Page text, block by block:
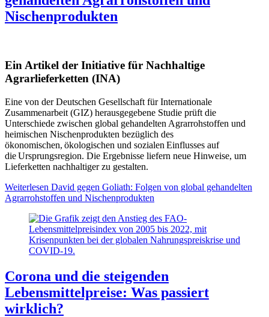
Nischenprodukten
Ein Artikel der Initiative für Nachhaltige
Agrarlieferketten (INA)
Eine von der Deutschen Gesellschaft für Internationale
Zusammenarbeit (GIZ) herausgegebene Studie prüft die
Unterschiede zwischen global gehandelten Agrarrohstoffen und
heimischen Nischenprodukten bezüglich des
ökonomischen, ökologischen und sozialen Einflusses auf
die Ursprungsregion. Die Ergebnisse liefern neue Hinweise, um
Lieferketten nachhaltiger zu gestalten.
Weiterlesen David gegen Goliath: Folgen von global gehandelten
Agrarrohstoffen und Nischenprodukten
Corona und die steigenden
Lebensmittelpreise: Was passiert
wirklich?